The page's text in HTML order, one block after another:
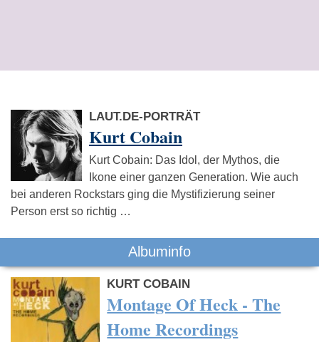
LAUT.DE-PORTRÄT
Kurt Cobain
Kurt Cobain: Das Idol, der Mythos, die
Ikone einer ganzen Generation. Wie auch
bei anderen Rockstars ging die Mystifizierung seiner
Person erst so richtig …
Albuminfo
KURT COBAIN
Montage Of Heck - The
Home Recordings